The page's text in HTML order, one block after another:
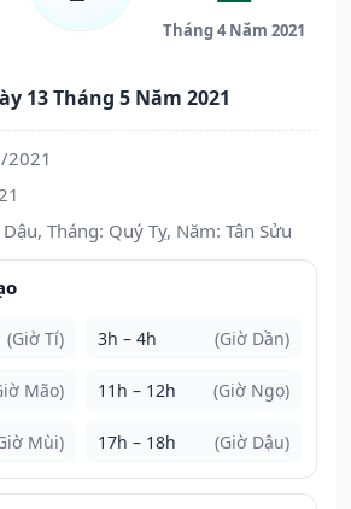
Tháng 4 Năm 2021
13 Tháng 5 Năm 2021
2021
Tháng: Quý Tỵ, Năm: Tân Sửu
(Giờ Tí) 3h – 4h (Giờ Dần)
Mão) 11h – 12h (Giờ Ngọ)
Mùi) 17h – 18h (Giờ Dậu)